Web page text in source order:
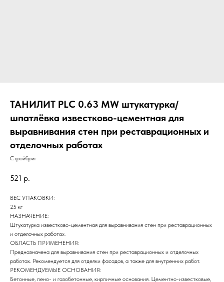
ТАНИЛИТ PLC 0.63 MW штукатурка/
шпатлёвка известково-цементная для
выравнивания стен при реставрационных и
отделочных работах
Стройбриг
521 р.
ВЕС УПАКОВКИ:
25 кг
НАЗНАЧЕНИЕ:
Штукатурка известково-цементная для выравнивания стен при реставрационных
и отделочных работах.
ОБЛАСТЬ ПРИМЕНЕНИЯ:
Предназначена для выравнивания стен при реставрационных и отделочных
работах. Рекомендуется для отделки фасадов, а также для внутренних работ.
РЕКОМЕНДУЕМЫЕ ОСНОВАНИЯ:
Бетонные, пено- и газобетонные, кирпичные основания. Цементно-известковые,